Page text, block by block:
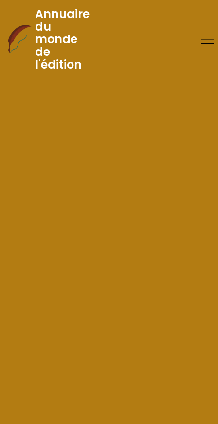
Skip
to
Content
Annuaire
du
monde
de
l'édition